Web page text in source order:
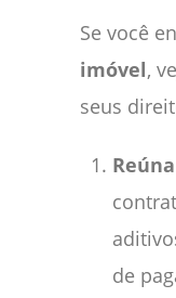
Se você
imóvel,
seus
de